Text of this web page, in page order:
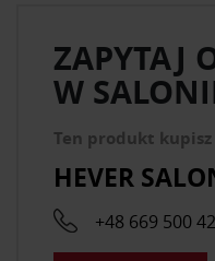
ZAPYTAJ
W
Ten produkt
HEVER
+48 669 500